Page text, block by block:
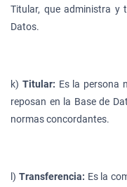
Titular, que administra y
Datos.
k) Titular: Es la persona
reposan en la Base de
normas concordantes.
l) Transferencia: Es la